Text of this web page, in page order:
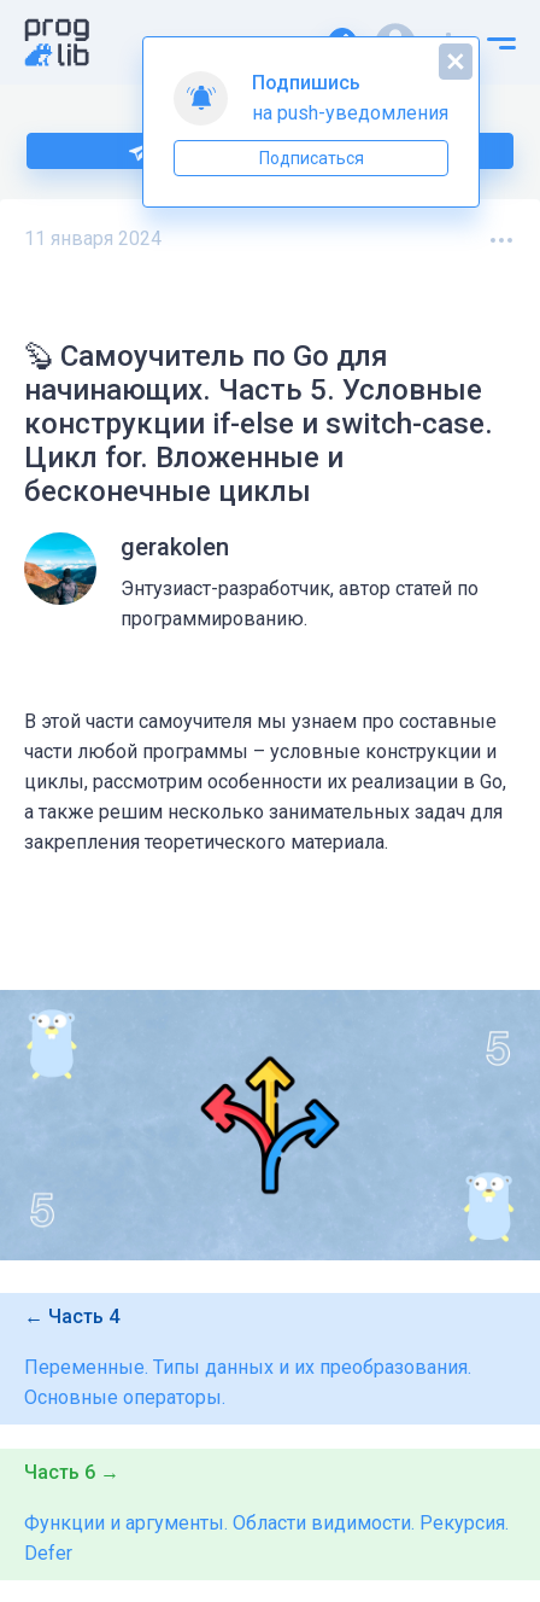
Больше информации по Go тут
11 января 2024
🦫 Самоучитель по Go для
начинающих. Часть 5. Условные
конструкции if-else и switch-case.
Цикл for. Вложенные и
бесконечные циклы
gerakolen
Энтузиаст-разработчик, автор статей по
программированию.
В этой части самоучителя мы узнаем про составные
части любой программы – условные конструкции и
циклы, рассмотрим особенности их реализации в Go,
а также решим несколько занимательных задач для
закрепления теоретического материала.
← Часть 4
Переменные. Типы данных и их преобразования.
Основные операторы.
Часть 6 →
Функции и аргументы. Области видимости. Рекурсия.
Defer
Подпишись
на push-уведомления
Подписаться